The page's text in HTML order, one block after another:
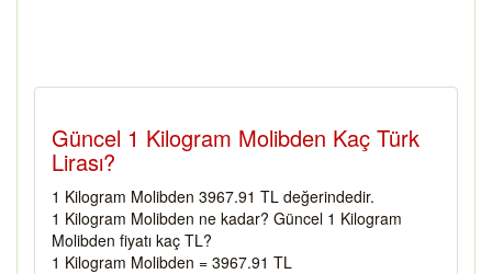
Güncel 1 Kilogram Molibden Kaç Türk
Lirası?
1 Kilogram Molibden 3967.91 TL değerindedir.
1 Kilogram Molibden ne kadar? Güncel 1 Kilogram
Molibden fiyatı kaç TL?
1 Kilogram Molibden = 3967.91 TL